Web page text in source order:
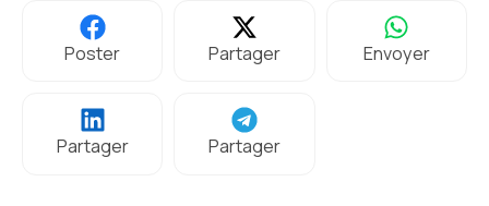
Poster Partager Envoyer
Partager Partager